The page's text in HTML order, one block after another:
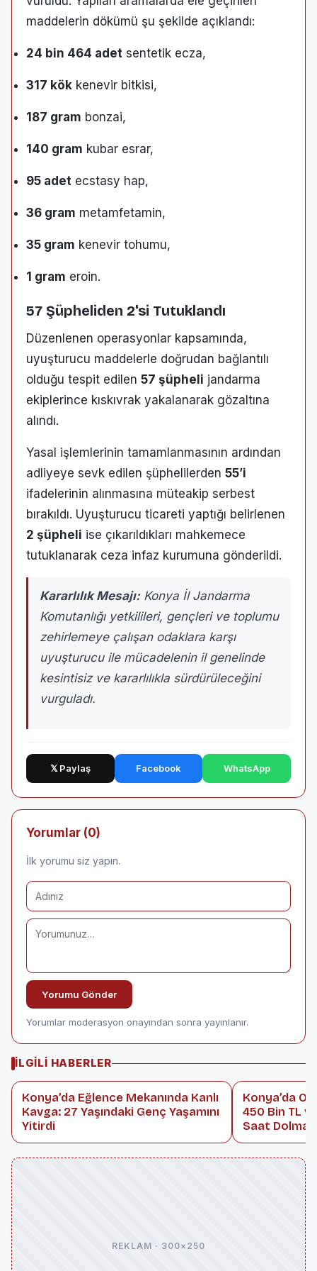
maddelerin dökümü şu şekilde açıklandı:
24 bin 464 adet sentetik ecza,
317 kök kenevir bitkisi,
187 gram bonzai,
140 gram kubar esrar,
95 adet ecstasy hap,
36 gram metamfetamin,
35 gram kenevir tohumu,
1 gram eroin.
57 Şüpheliden 2'si Tutuklandı
Düzenlenen operasyonlar kapsamında,
uyuşturucu maddelerle doğrudan bağlantılı
olduğu tespit edilen 57 şüpheli jandarma
ekiplerince kıskıvrak yakalanarak gözaltına
alındı.
Yasal işlemlerinin tamamlanmasının ardından
adliyeye sevk edilen şüphelilerden 55’i
ifadelerinin alınmasına müteakip serbest
bırakıldı. Uyuşturucu ticareti yaptığı belirlenen
2 şüpheli ise çıkarıldıkları mahkemece
tutuklanarak ceza infaz kurumuna gönderildi.
Kararlılık Mesajı: Konya İl Jandarma
Komutanlığı yetkilileri, gençleri ve toplumu
zehirlemeye çalışan odaklara karşı
uyuşturucu ile mücadelenin il genelinde
kesintisiz ve kararlılıkla sürdürüleceğini
vurguladı.
𝕏 Paylaş Facebook WhatsApp
Yorumlar (0)
İlk yorumu siz yapın.
Yorumu Gönder
Yorumlar moderasyon onayından sonra yayınlanır.
İLGILI HABERLER
Konya’da Eğlence Mekanında Kanlı
Kavga: 27 Yaşındaki Genç Yaşamını
Yitirdi
Konya’da
450 Bin TL
Saat
REKLAM · 300×250